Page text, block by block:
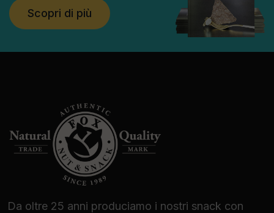
Scopri di più
Da oltre 25 anni produciamo i nostri snack con